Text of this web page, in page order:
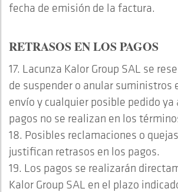
fecha de emisión de la factura.
RETRASOS EN LOS PAGOS
17. Lacunza Kalor Group SAL se
de suspender o anular suministros
envío y cualquier posible pedido ya
pagos no se realizan en los
18. Posibles reclamaciones o
justifican retrasos en los pagos.
19. Los pagos se realizarán
Kalor Group SAL en el plazo